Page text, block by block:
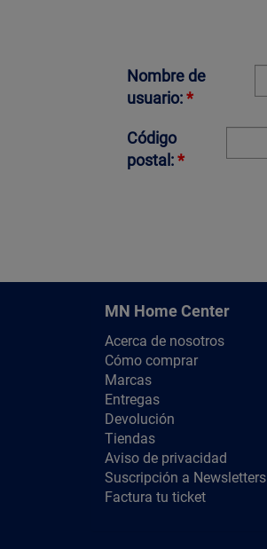
Nombre de
usuario:*
Código
postal:*
MN Home Center
Acerca de nosotros
Cómo comprar
Marcas
Entregas
Devolución
Tiendas
Aviso de privacidad
Suscripción a Newsletters
Factura tu ticket